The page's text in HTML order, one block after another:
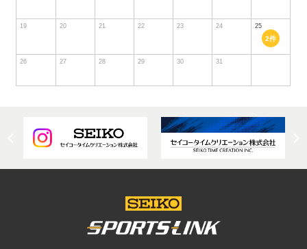
19 20 21 22 23 24 25
2件
26 27 28 29 30 31